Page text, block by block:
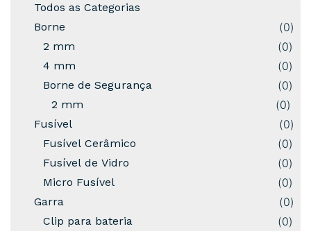
Todos as Categorias
Borne
(0)
2 mm (0)
4 mm (0)
Borne de Segurança (0)
2 mm (0)
Fusível (0)
Fusível Cerâmico (0)
Fusível de Vidro (0)
Micro Fusível (0)
Garra (0)
Clip para bateria (0)